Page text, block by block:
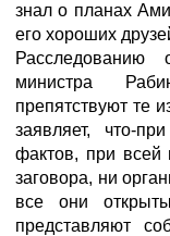
знал о планах
его хороших
Расследованию
министра
препятствуют те
заявляет, что-
фактов, при всей
заговора, ни
все они
представляют